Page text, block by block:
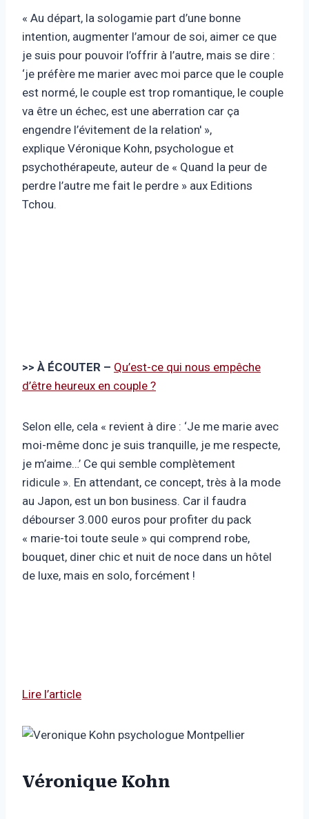
« Au départ, la sologamie part d’une bonne
intention, augmenter l’amour de soi, aimer ce que
je suis pour pouvoir l’offrir à l’autre, mais se dire :
‘je préfère me marier avec moi parce que le couple
est normé, le couple est trop romantique, le couple
va être un échec, est une aberration car ça
engendre l’évitement de la relation' »,
explique Véronique Kohn, psychologue et
psychothérapeute, auteur de « Quand la peur de
perdre l’autre me fait le perdre » aux Editions
Tchou.
>> À ÉCOUTER – Qu’est-ce qui nous empêche
d’être heureux en couple ?
Selon elle, cela « revient à dire : ‘Je me marie avec
moi-même donc je suis tranquille, je me respecte,
je m’aime…’ Ce qui semble complètement
ridicule ». En attendant, ce concept, très à la mode
au Japon, est un bon business. Car il faudra
débourser 3.000 euros pour profiter du pack
« marie-toi toute seule » qui comprend robe,
bouquet, diner chic et nuit de noce dans un hôtel
de luxe, mais en solo, forcément !
Lire l’article
Véronique Kohn